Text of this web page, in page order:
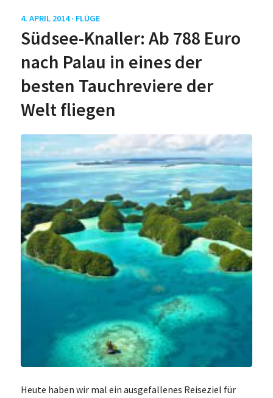
4. APRIL 2014 · FLÜGE
Südsee-Knaller: Ab 788 Euro
nach Palau in eines der
besten Tauchreviere der
Welt fliegen
Heute haben wir mal ein ausgefallenes Reiseziel für